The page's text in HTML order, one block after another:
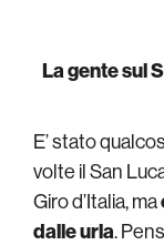
La gente sul
E’ stato
volte il San
Giro d’Italia, ma
dalle urla.